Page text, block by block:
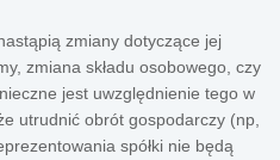
zmiany dotyczące jej
zmiana składu osobowego, czy
jest uwzględnienie tego w
utrudnić obrót gospodarczy (np,
spółki nie będą